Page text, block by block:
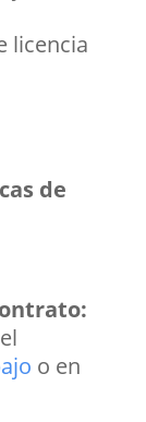
licencia
de
o en